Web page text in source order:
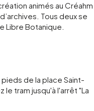
animés au Créahm
Tous deux se
Libre Botanique
de la place Saint-
tram jusqu'à l'arrêt "La